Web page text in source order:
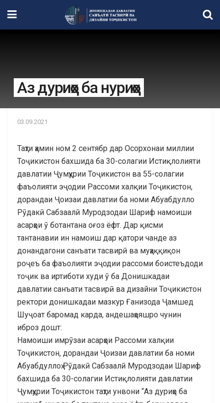
Аз дуриҳо ба нуриҳо
03.09.2021
Таҳти ҳамин ном 2 сентябр дар Осорхонаи миллии
Тоҷикистон бахшида ба 30-солагии Истиқлолияти
давлатии Ҷумҳурии Тоҷикистон ва 55-солагии
фаъолияти эҷодии Рассоми халқии Тоҷикистон,
дорандаи Ҷоизаи давлатии ба номи Абуабдулло
Рӯдакӣ Сабзаалӣ Муродзодаи Шариф намоиши
асарҳои ӯ ботантана оғоз ёфт. Дар қисми
тантанавии ин намоиш дар қатори чанде аз
донандагони санъати тасвирӣ ва муҳаққиқон
роҷеъ ба фаъолияти эҷодии рассоми боистеъдоди
тоҷик ва иртиботи худи ӯ ба Донишкадаи
давлатии санъати тасвирӣ ва дизайни Тоҷикистон
ректори донишкадаи мазкур Ғанизода Ҷамшед
Шуҷоат баромад карда, андешаҳояшро чунин
иброз дошт:
Намоиши имрӯзаи асарҳои Рассоми халқии
Тоҷикистон, дорандаи Ҷоизаи давлатии ба номи
Абуабдуллоҳ Рӯдакӣ Сабзаалӣ Муродзодаи Шариф
бахшида ба 30-солагии Истиқлолияти давлатии
Ҷумҳурии Тоҷикистон таҳти унвони “Аз дуриҳо ба